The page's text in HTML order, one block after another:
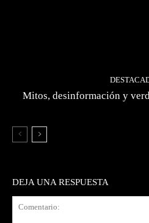
Mitos, desinformación y
DEJA UNA RESPUESTA